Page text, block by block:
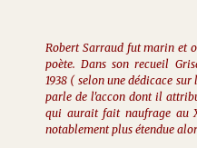
Robert Sarraud fut marin et
poète. Dans son recueil
1938 ( selon une dédicace
parle de l'accon dont il
qui aurait fait naufrage au
notablement plus étendue